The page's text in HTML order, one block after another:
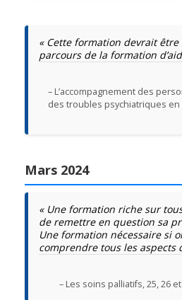
« Cette formation devrait
parcours de la formation
– L’accompagnement des
des troubles psychiatriques en
Mars 2024
« Une formation riche sur
de remettre en question sa
Une formation nécessaire si
comprendre tous les aspects
– Les soins palliatifs, 25, 26